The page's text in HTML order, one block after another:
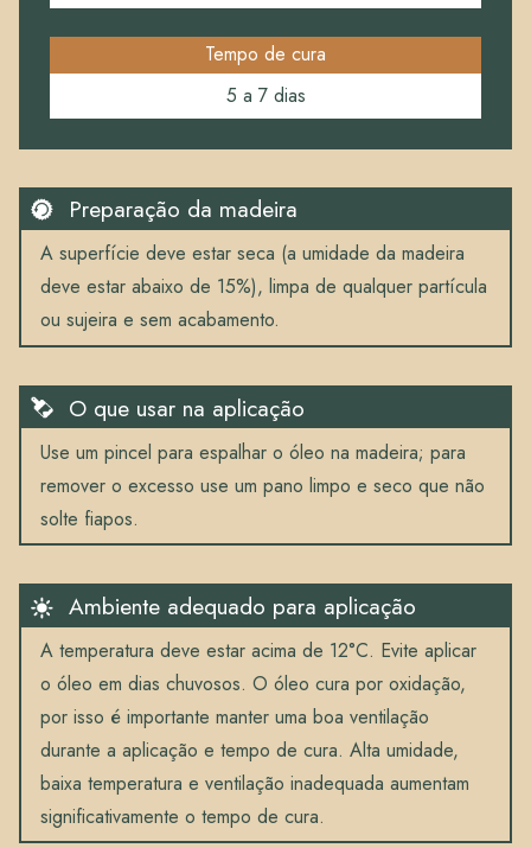
Tempo de cura
5 a 7 dias
Preparação da madeira
A superfície deve estar seca (a umidade da madeira
deve estar abaixo de 15%), limpa de qualquer partícula
ou sujeira e sem acabamento.
O que usar na aplicação
Use um pincel para espalhar o óleo na madeira; para
remover o excesso use um pano limpo e seco que não
solte fiapos.
Ambiente adequado para aplicação
A temperatura deve estar acima de 12°C. Evite aplicar
o óleo em dias chuvosos. O óleo cura por oxidação,
por isso é importante manter uma boa ventilação
durante a aplicação e tempo de cura. Alta umidade,
baixa temperatura e ventilação inadequada aumentam
significativamente o tempo de cura.